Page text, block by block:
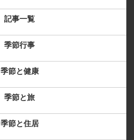
記事一覧
季節行事
季節と健康
季節と旅
季節と住居